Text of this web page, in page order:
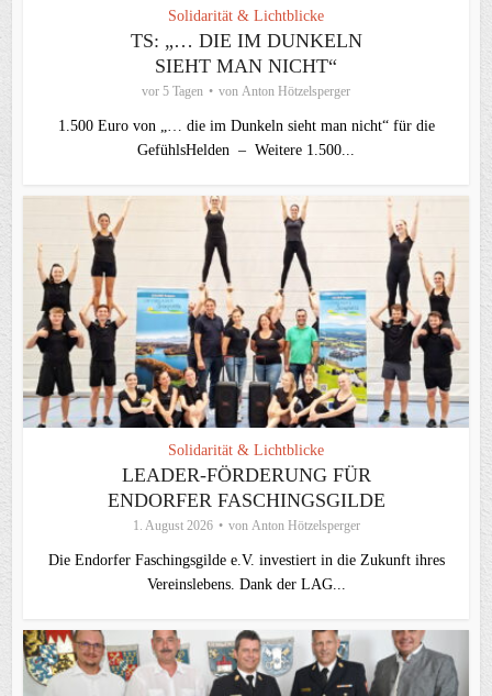
Solidarität & Lichtblicke
TS: „… DIE IM DUNKELN
SIEHT MAN NICHT“
vor 5 Tagen von Anton Hötzelsperger
1.500 Euro von „… die im Dunkeln sieht man nicht“ für die
GefühlsHelden – Weitere 1.500...
Solidarität & Lichtblicke
LEADER-FÖRDERUNG FÜR
ENDORFER FASCHINGSGILDE
1. August 2026 von Anton Hötzelsperger
Die Endorfer Faschingsgilde e.V. investiert in die Zukunft ihres
Vereinslebens. Dank der LAG...